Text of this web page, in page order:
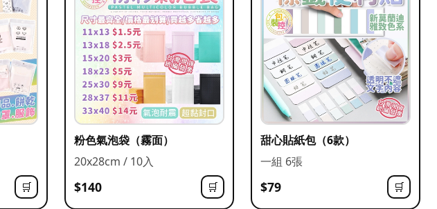
🛒
粉色氣泡袋（霧面）
20x28cm / 10入
$140 🛒
甜心貼紙包（6款）
一組 6張
$79 🛒